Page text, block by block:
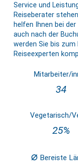
Service und
Reiseberater
helfen Ihnen bei
auch nach der
werden Sie bis
Reiseexperten
Mitarbeiter/
34
Vegetarisch/
25%
⌀ Bereiste